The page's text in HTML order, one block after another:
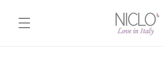
content